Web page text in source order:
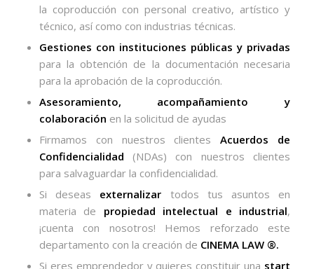
la coproducción con personal creativo, artístico y
técnico, así como con industrias técnicas.
Gestiones con instituciones públicas y privadas
para la obtención de la documentación necesaria
para la aprobación de la coproducción.
Asesoramiento, acompañamiento y
colaboración en la solicitud de ayudas
Firmamos con nuestros clientesAcuerdos de
Confidencialidad (NDAs) con nuestros clientes
para salvaguardar la confidencialidad.
Si deseas externalizar todos tus asuntos en
materia de propiedad intelectual e industrial,
¡cuenta con nosotros! Hemos reforzado este
departamento con la creación de CINEMA LAW ®.
Si eres emprendedor y quieres constituir una start